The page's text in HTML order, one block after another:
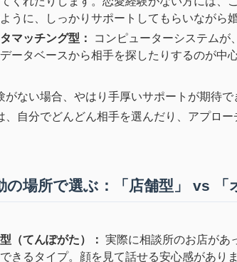
うに、しっかりサポートしてもらいながら
マッチング型：
コンピューターシステムが
ータベースから相手を探したりするのが中
がない場合、やはり手厚いサポートが期待
、自分でどんどん相手を選んだり、アプロ
の場所で選ぶ：「店舗型」 vs
（てんぽがた）： 実際に相談所のお店があ
きるタイプ。顔を見て話せる安心感がありま